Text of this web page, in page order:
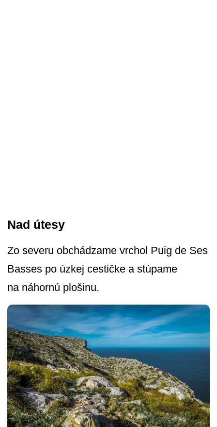
Nad útesy
Zo severu obchádzame vrchol Puig de Ses
Basses po úzkej cestičke a stúpame
na náhornú plošinu.